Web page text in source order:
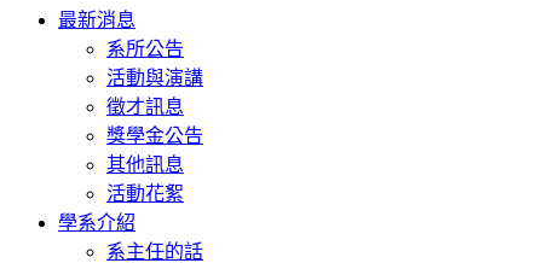
Toggle
navigation
最新消息
系所公告
活動與演講
徵才訊息
獎學金公告
其他訊息
活動花絮
學系介紹
系主任的話